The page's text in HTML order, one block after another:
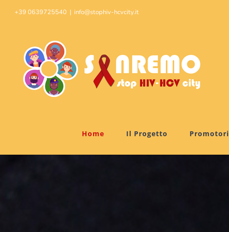
+39 0639725540 | info@stophiv-hcvcity.it
Home Il Progetto Promotori